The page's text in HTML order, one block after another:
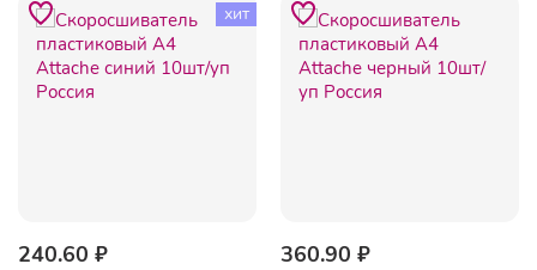
хит
240.60 ₽ 360.90 ₽